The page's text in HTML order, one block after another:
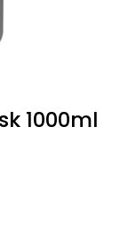
1000ml